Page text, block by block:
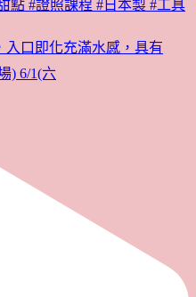
口即化充滿水感，具有
) 6/1(六